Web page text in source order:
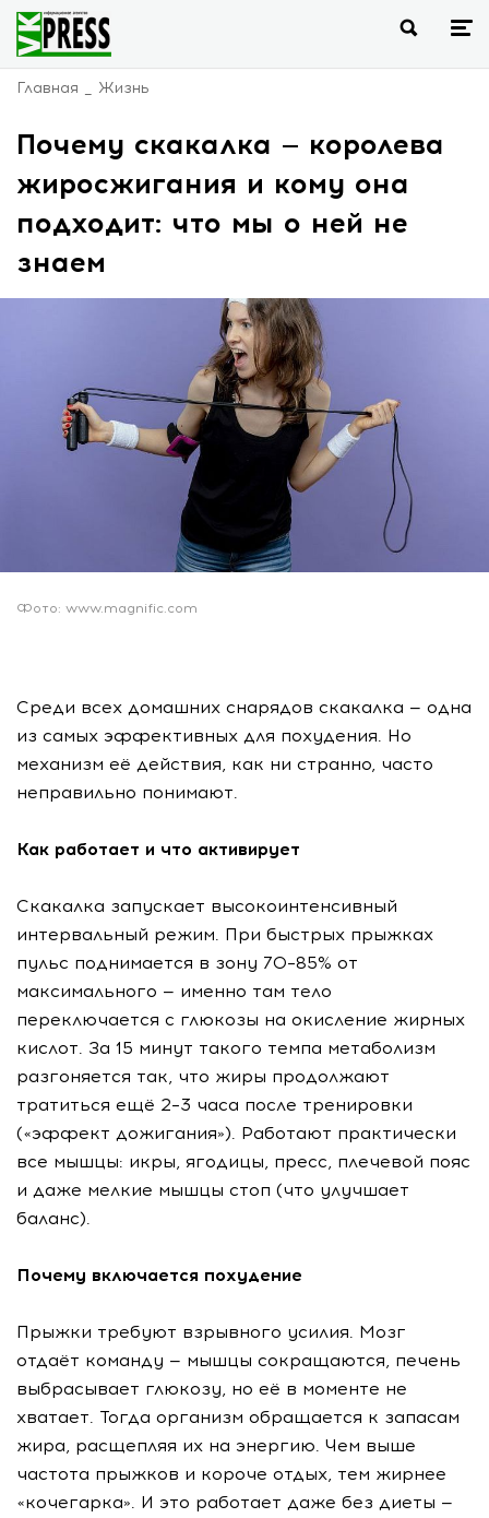
Главная Жизнь
Почему скакалка — королева
жиросжигания и кому она
подходит: что мы о ней не
знаем
Фото: www.magnific.com
Среди всех домашних снарядов скакалка — одна
из самых эффективных для похудения. Но
механизм её действия, как ни странно, часто
неправильно понимают.
Как работает и что активирует
Скакалка запускает высокоинтенсивный
интервальный режим. При быстрых прыжках
пульс поднимается в зону 70–85% от
максимального — именно там тело
переключается с глюкозы на окисление жирных
кислот. За 15 минут такого темпа метаболизм
разгоняется так, что жиры продолжают
тратиться ещё 2–3 часа после тренировки
(«эффект дожигания»). Работают практически
все мышцы: икры, ягодицы, пресс, плечевой пояс
и даже мелкие мышцы стоп (что улучшает
баланс).
Почему включается похудение
Прыжки требуют взрывного усилия. Мозг
отдаёт команду — мышцы сокращаются, печень
выбрасывает глюкозу, но её в моменте не
хватает. Тогда организм обращается к запасам
жира, расщепляя их на энергию. Чем выше
частота прыжков и короче отдых, тем жирнее
«кочегарка». И это работает даже без диеты —